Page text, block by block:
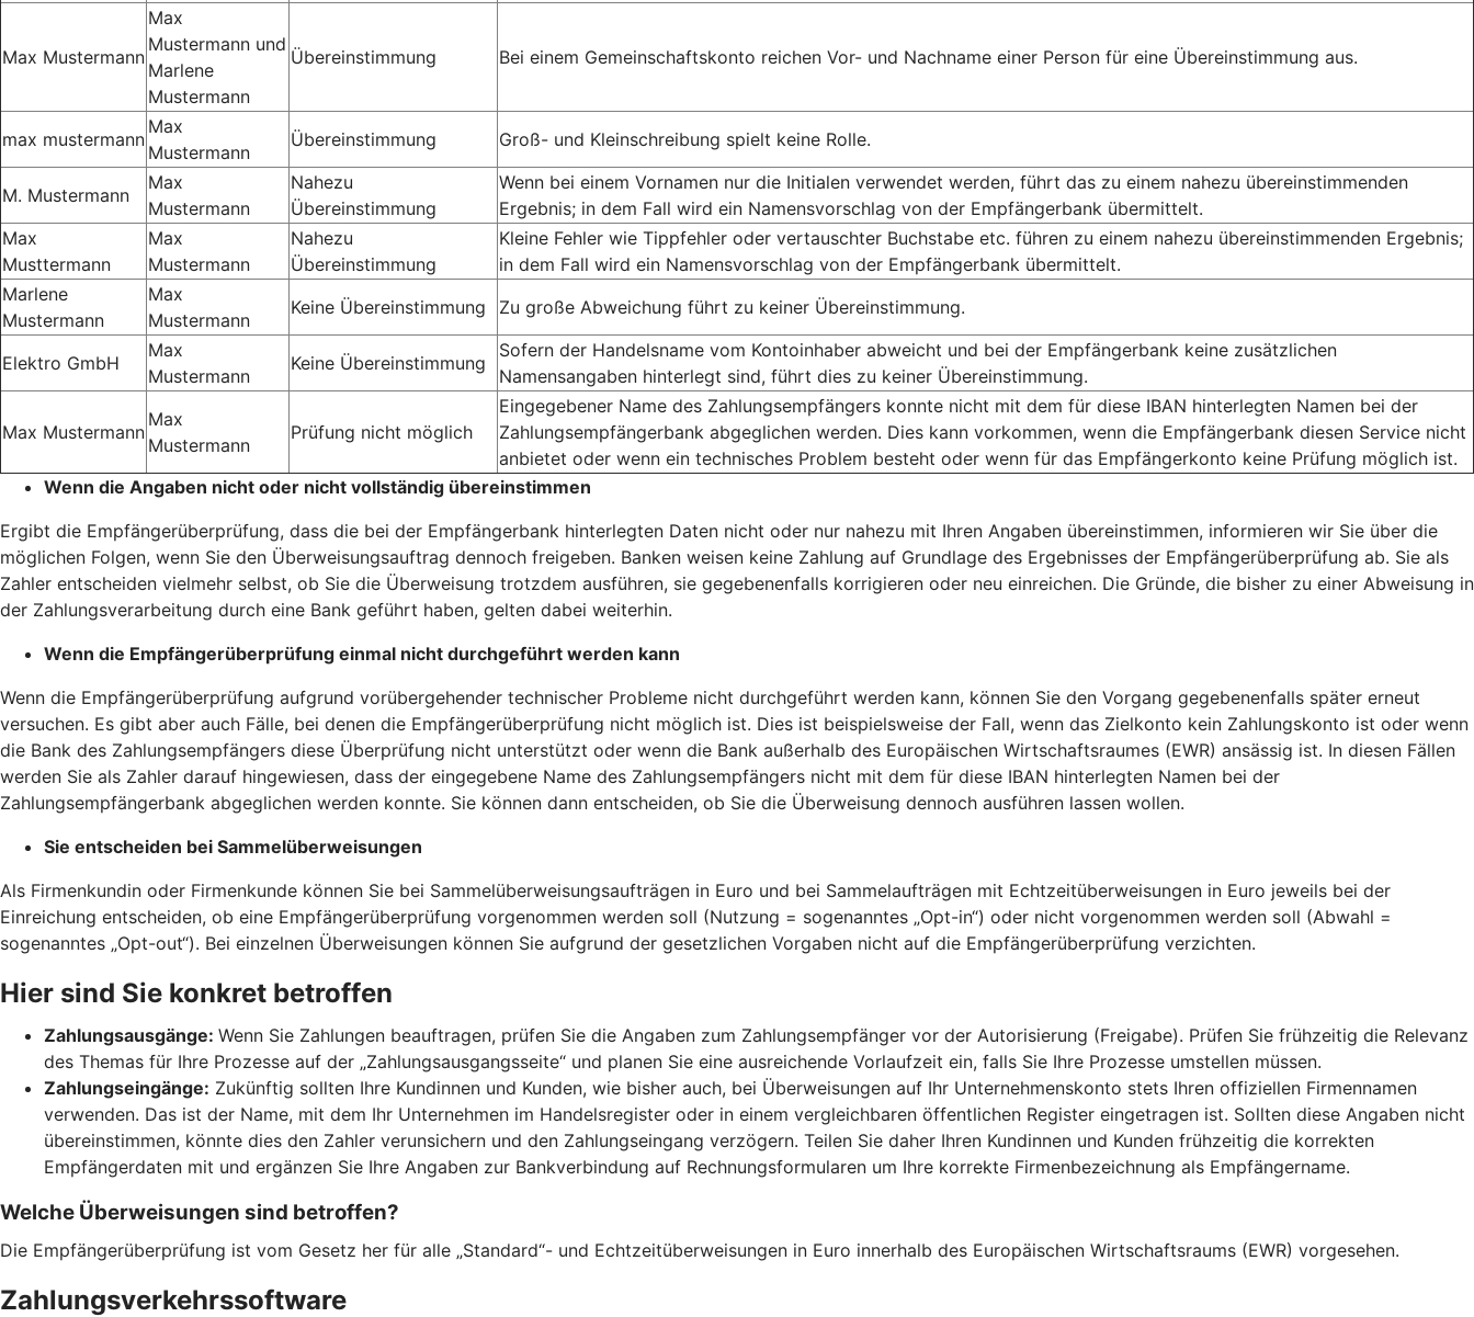
Max Mustermann
Max
Mustermann und
Marlene
Mustermann
Übereinstimmung Bei einem Gemeinschaftskonto reichen Vor- und Nachname einer Person für eine Übereinstimmung aus.
max mustermann
Max
Mustermann
Übereinstimmung Groß- und Kleinschreibung spielt keine Rolle.
M. Mustermann
Max
Mustermann
Nahezu
Übereinstimmung
Wenn bei einem Vornamen nur die Initialen verwendet werden, führt das zu einem nahezu übereinstimmenden
Ergebnis; in dem Fall wird ein Namensvorschlag von der Empfängerbank übermittelt.
Max
Musttermann
Max
Mustermann
Nahezu
Übereinstimmung
Kleine Fehler wie Tippfehler oder vertauschter Buchstabe etc. führen zu einem nahezu übereinstimmenden Ergebnis;
in dem Fall wird ein Namensvorschlag von der Empfängerbank übermittelt.
Marlene
Mustermann
Max
Mustermann
Keine Übereinstimmung Zu große Abweichung führt zu keiner Übereinstimmung.
Elektro GmbH
Max
Mustermann
Keine Übereinstimmung
Sofern der Handelsname vom Kontoinhaber abweicht und bei der Empfängerbank keine zusätzlichen
Namensangaben hinterlegt sind, führt dies zu keiner Übereinstimmung.
Max Mustermann
Max
Mustermann
Prüfung nicht möglich
Eingegebener Name des Zahlungsempfängers konnte nicht mit dem für diese IBAN hinterlegten Namen bei der
Zahlungsempfängerbank abgeglichen werden. Dies kann vorkommen, wenn die Empfängerbank diesen Service nicht
anbietet oder wenn ein technisches Problem besteht oder wenn für das Empfängerkonto keine Prüfung möglich ist.
Wenn die Angaben nicht oder nicht vollständig übereinstimmen
Ergibt die Empfängerüberprüfung, dass die bei der Empfängerbank hinterlegten Daten nicht oder nur nahezu mit Ihren Angaben übereinstimmen, informieren wir Sie über die
möglichen Folgen, wenn Sie den Überweisungsauftrag dennoch freigeben. Banken weisen keine Zahlung auf Grundlage des Ergebnisses der Empfängerüberprüfung ab. Sie als
Zahler entscheiden vielmehr selbst, ob Sie die Überweisung trotzdem ausführen, sie gegebenenfalls korrigieren oder neu einreichen. Die Gründe, die bisher zu einer Abweisung in
der Zahlungsverarbeitung durch eine Bank geführt haben, gelten dabei weiterhin.
Wenn die Empfängerüberprüfung einmal nicht durchgeführt werden kann
Wenn die Empfängerüberprüfung aufgrund vorübergehender technischer Probleme nicht durchgeführt werden kann, können Sie den Vorgang gegebenenfalls später erneut
versuchen. Es gibt aber auch Fälle, bei denen die Empfängerüberprüfung nicht möglich ist. Dies ist beispielsweise der Fall, wenn das Zielkonto kein Zahlungskonto ist oder wenn
die Bank des Zahlungsempfängers diese Überprüfung nicht unterstützt oder wenn die Bank außerhalb des Europäischen Wirtschaftsraumes (EWR) ansässig ist. In diesen Fällen
werden Sie als Zahler darauf hingewiesen, dass der eingegebene Name des Zahlungsempfängers nicht mit dem für diese IBAN hinterlegten Namen bei der
Zahlungsempfängerbank abgeglichen werden konnte. Sie können dann entscheiden, ob Sie die Überweisung dennoch ausführen lassen wollen.
Sie entscheiden bei Sammelüberweisungen
Als Firmenkundin oder Firmenkunde können Sie bei Sammelüberweisungsaufträgen in Euro und bei Sammelaufträgen mit Echtzeitüberweisungen in Euro jeweils bei der
Einreichung entscheiden, ob eine Empfängerüberprüfung vorgenommen werden soll (Nutzung = sogenanntes „Opt-in“) oder nicht vorgenommen werden soll (Abwahl =
sogenanntes „Opt-out“). Bei einzelnen Überweisungen können Sie aufgrund der gesetzlichen Vorgaben nicht auf die Empfängerüberprüfung verzichten.
Hier sind Sie konkret betroffen
Zahlungsausgänge: Wenn Sie Zahlungen beauftragen, prüfen Sie die Angaben zum Zahlungsempfänger vor der Autorisierung (Freigabe). Prüfen Sie frühzeitig die Relevanz
des Themas für Ihre Prozesse auf der „Zahlungsausgangsseite“ und planen Sie eine ausreichende Vorlaufzeit ein, falls Sie Ihre Prozesse umstellen müssen.
Zahlungseingänge: Zukünftig sollten Ihre Kundinnen und Kunden, wie bisher auch, bei Überweisungen auf Ihr Unternehmenskonto stets Ihren offiziellen Firmennamen
verwenden. Das ist der Name, mit dem Ihr Unternehmen im Handelsregister oder in einem vergleichbaren öffentlichen Register eingetragen ist. Sollten diese Angaben nicht
übereinstimmen, könnte dies den Zahler verunsichern und den Zahlungseingang verzögern. Teilen Sie daher Ihren Kundinnen und Kunden frühzeitig die korrekten
Empfängerdaten mit und ergänzen Sie Ihre Angaben zur Bankverbindung auf Rechnungsformularen um Ihre korrekte Firmenbezeichnung als Empfängername.
Welche Überweisungen sind betroffen?
Die Empfängerüberprüfung ist vom Gesetz her für alle „Standard“- und Echtzeitüberweisungen in Euro innerhalb des Europäischen Wirtschaftsraums (EWR) vorgesehen.
Zahlungsverkehrssoftware